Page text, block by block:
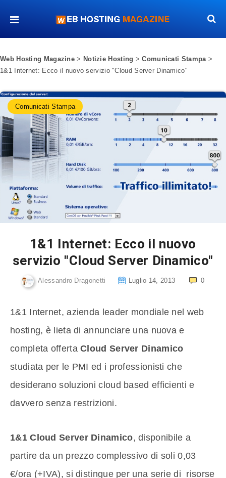
Web Hosting Magazine > Notizie Hosting >Comunicati Stampa >
1&1 Internet: Ecco il nuovo servizio "Cloud Server Dinamico"
Comunicati Stampa
1&1 Internet: Ecco il nuovo
servizio "Cloud Server Dinamico"
Alessandro Dragonetti Luglio 14, 2013 0
1&1 Internet, azienda leader mondiale nel web
hosting, è lieta di annunciare una nuova e
completa offerta Cloud Server Dinamico
studiata per le PMI ed i professionisti che
desiderano soluzioni cloud based efficienti e
davvero senza restrizioni.
1&1 Cloud Server Dinamico, disponibile a
partire da un prezzo complessivo di soli 0,03
€/ora (+IVA), si distingue per una serie di risorse